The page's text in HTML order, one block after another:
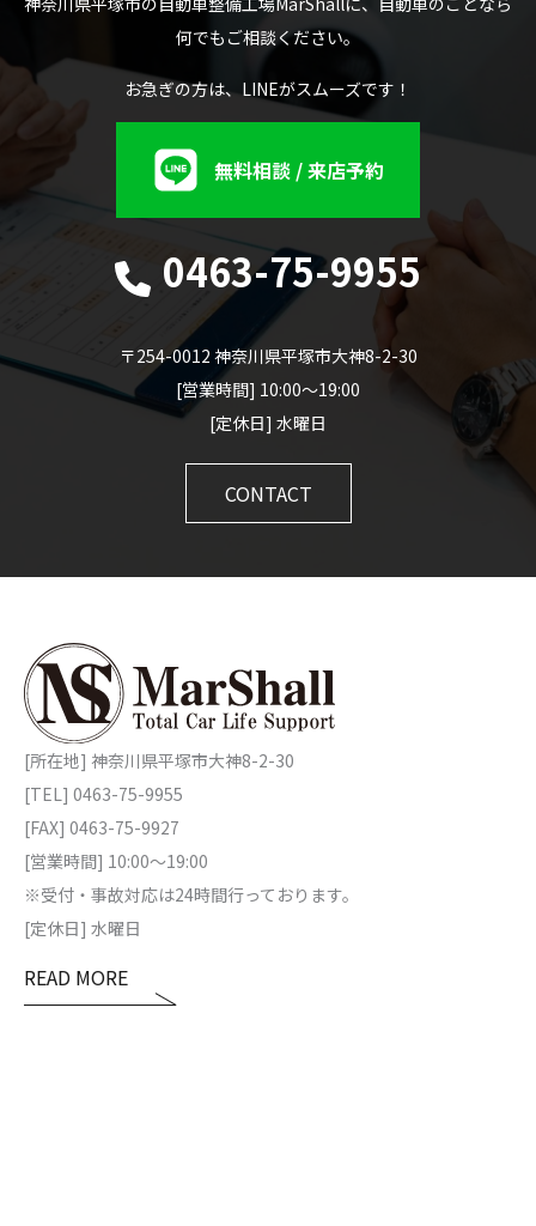
何でもご相談ください。
お急ぎの方は、LINEがスムーズです！
無料相談 / 来店予約
0463-75-9955
〒254-0012 神奈川県平塚市大神8-2-30
[営業時間] 10:00～19:00
[定休日] 水曜日
CONTACT
[所在地] 神奈川県平塚市大神8-2-30
[TEL] 0463-75-9955
[FAX] 0463-75-9927
[営業時間] 10:00～19:00
※受付・事故対応は24時間行っております。
[定休日] 水曜日
READ MORE